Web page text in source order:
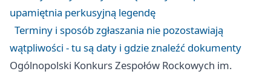
upamiętnia perkusyjną legendę
Terminy i sposób zgłaszania nie pozostawiają
wątpliwości - tu są daty i gdzie znaleźć dokumenty
Ogólnopolski Konkurs Zespołów Rockowych im.